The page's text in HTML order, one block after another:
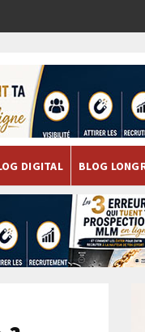
DIGITAL BLOG